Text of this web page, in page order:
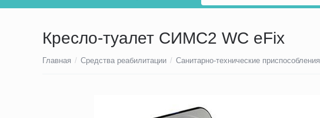
Кресло-туалет СИМС2 WC eFix
Главная / Средства реабилитации / Санитарно-технические приспособления